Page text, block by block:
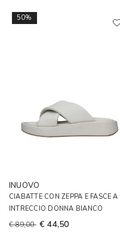
50%
INUOVO
CIABATTE CON ZEPPA E FASCE A
INTRECCIO DONNA BIANCO
€ 89,00 € 44,50